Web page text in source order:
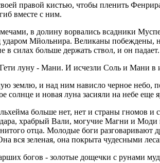
правой кистью, чтобы пленить
вместе с ним.
в долину ворвались всадники
Мйольнира. Великаны побеждены,
силах больше держать ствол, и он
луну - Мани. И исчезли Соль и Мани в
землю, и над ним нависло черное небо,
солнце и новая луна засияли на небе
больше нет, нет и страны гномов
храбрый Вали, могучие Магни и Моди
отца. Молодые боги разговаривают
вся зеленая, она покрыта чудесными
богов - золотые дощечки с рунами